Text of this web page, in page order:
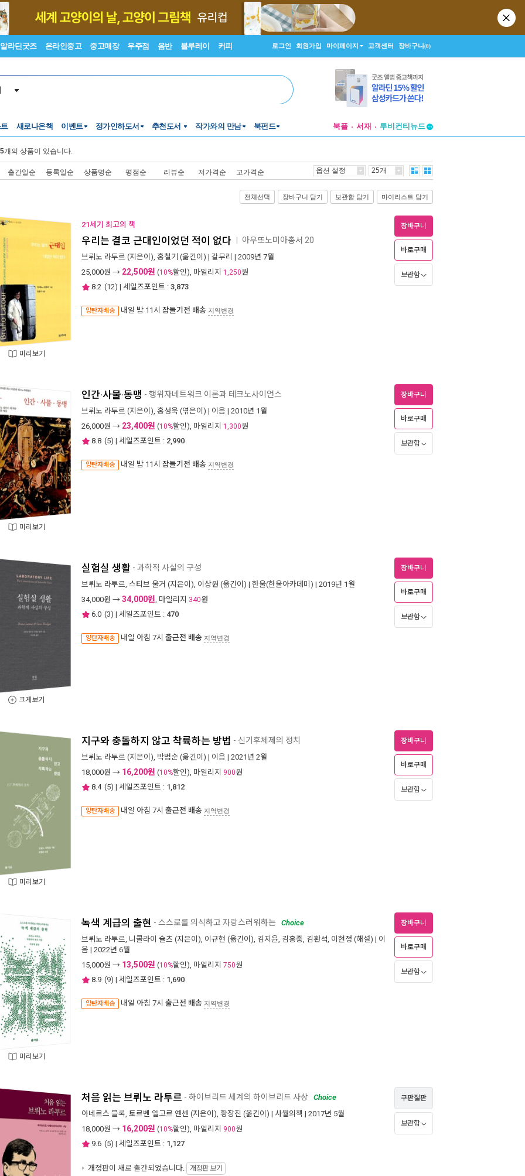
알라딘굿즈 온라인중고 중고매장 우주점 음반 블루레이 커피 로그인 회원가입 마이페이지 고객센터 장바구니(0)
새로나온책 이벤트 정가인하도서 추천도서 작가와의 만남 북펀드 북플 서재
창작플랫폼
개의 상품이 있습니다.
출간일순 등록일순 상품명순 평점순 리뷰순 저가격순 고가격순 옵션 설정 25개
전체선택 장바구니 담기 보관함 담기 마이리스트 담기
미리보기
21세기 최고의 책
우리는 결코 근대인이었던 적이 없다 아우또노미아총서 20
브뤼노 라투르 (지은이), 홍철기 (옮긴이) | 갈무리 | 2009년 7월
25,000원 → 22,500원 (10%할인), 마일리지 1,250원
8.2 (12) | 세일즈포인트 : 3,873
양탄자배송 내일 밤 11시 잠들기전 배송 지역변경
장바구니
바로구매
보관함
미리보기
인간·사물·동맹 - 행위자네트워크 이론과 테크노사이언스
브뤼노 라투르 (지은이), 홍성욱 (엮은이) | 이음 | 2010년 1월
26,000원 → 23,400원 (10%할인), 마일리지 1,300원
8.8 (5) | 세일즈포인트 : 2,990
양탄자배송 내일 밤 11시 잠들기전 배송 지역변경
장바구니
바로구매
보관함
크게보기
실험실 생활 - 과학적 사실의 구성
브뤼노 라투르, 스티브 울거 (지은이), 이상원 (옮긴이) | 한울(한울아카데미) | 2019년 1월
34,000원 → 34,000원, 마일리지 340원
6.0 (3) | 세일즈포인트 : 470
양탄자배송 내일 아침 7시 출근전 배송 지역변경
장바구니
바로구매
보관함
미리보기
지구와 충돌하지 않고 착륙하는 방법 - 신기후체제의 정치
브뤼노 라투르 (지은이), 박범순 (옮긴이) | 이음 | 2021년 2월
18,000원 → 16,200원 (10%할인), 마일리지 900원
8.4 (5) | 세일즈포인트 : 1,812
양탄자배송 내일 아침 7시 출근전 배송 지역변경
장바구니
바로구매
보관함
미리보기
녹색 계급의 출현 - 스스로를 의식하고 자랑스러워하는
Choice
브뤼노 라투르, 니콜라이 슐츠 (지은이), 이규현 (옮긴이), 김지윤, 김홍중, 김환석, 이현정 (해설) | 이
음 | 2022년 6월
15,000원 → 13,500원 (10%할인), 마일리지 750원
8.9 (9) | 세일즈포인트 : 1,690
양탄자배송 내일 아침 7시 출근전 배송 지역변경
장바구니
바로구매
보관함
처음 읽는 브뤼노 라투르 - 하이브리드 세계의 하이브리드 사상
Choice
아네르스 블록, 토르벤 엘고르 옌센 (지은이), 황장진 (옮긴이) | 사월의책 | 2017년 5월
18,000원 → 16,200원 (10%할인), 마일리지 900원
9.6 (5) | 세일즈포인트 : 1,127
개정판이 새로 출간되었습니다. 개정판 보기
구판절판
보관함